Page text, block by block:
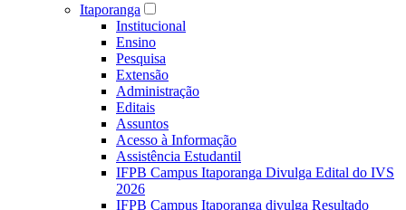
Itaporanga
Institucional
Ensino
Pesquisa
Extensão
Administração
Editais
Assuntos
Acesso à Informação
Assistência Estudantil
IFPB Campus Itaporanga Divulga Edital do IVS
2026
IFPB Campus Itaporanga divulga Resultado